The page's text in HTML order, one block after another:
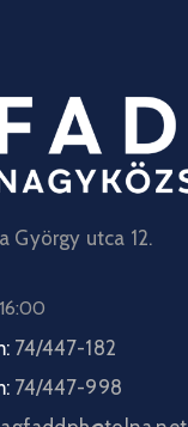
György utca 12.
74/447-182
74/447-998